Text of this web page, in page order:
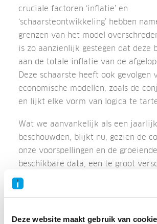
Deze website maakt gebruik van
cruciale factoren ‘inflatie’ en
‘schaarsteontwikkeling’ hebben
grenzen van het model
is zo aanzienlijk gestegen dat deze
aan de totale inflatie van de
Deze schaarste heeft ook gevolgen
economische modellen, zoals de
en lijkt elke vorm van logica te
Wat we aanvankelijk als een
beschouwden, blijkt nu, gezien de
onze voorspellingen en de
beschikbare data, een te groot
vertonen tussen theorie en praktijk.
geen schaamte om toe te geven dat
functioneert. Dit heeft ertoe geleid